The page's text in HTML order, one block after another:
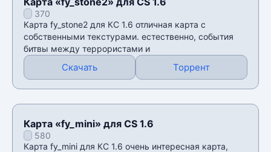
370
Карта fy_stone2 для КС 1.6 отличная карта с
собственными текстурами. естественно, события
битвы между террористами и
Скачать Торрент
Карта «fy_mini» для CS 1.6
580
Карта fy_mini для КС 1.6 очень интересная карта,